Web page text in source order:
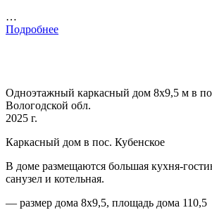
…
Подробнее
Одноэтажный каркасный дом 8х9,5 м в
Вологодской обл.
2025 г.
Каркасный дом в пос. Кубенское
В доме размещаются большая кухня-
санузел и котельная.
— размер дома 8х9,5, площадь дома 110,5